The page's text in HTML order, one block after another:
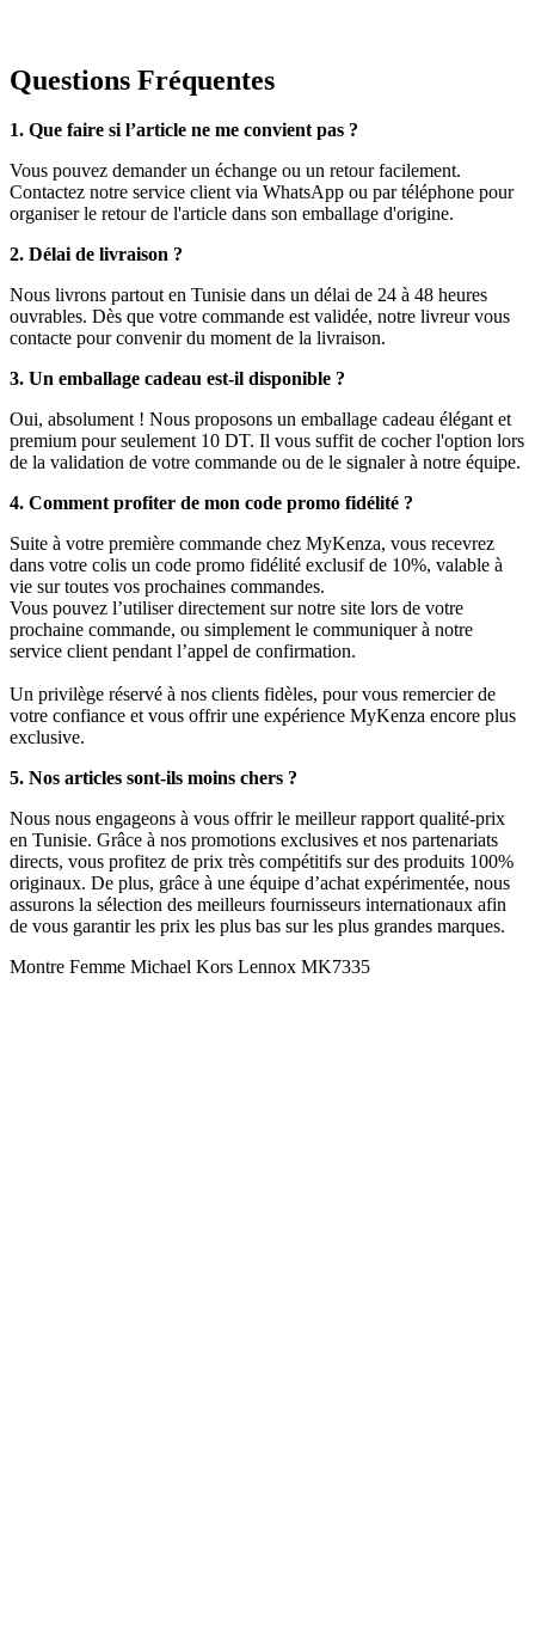
Questions Fréquentes
1. Que faire si l’article ne me convient pas ?
Vous pouvez demander un échange ou un retour facilement.
Contactez notre service client via WhatsApp ou par téléphone pour
organiser le retour de l'article dans son emballage d'origine.
2. Délai de livraison ?
Nous livrons partout en Tunisie dans un délai de 24 à 48 heures
ouvrables. Dès que votre commande est validée, notre livreur vous
contacte pour convenir du moment de la livraison.
3. Un emballage cadeau est-il disponible ?
Oui, absolument ! Nous proposons un emballage cadeau élégant et
premium pour seulement 10 DT. Il vous suffit de cocher l'option lors
de la validation de votre commande ou de le signaler à notre équipe.
4. Comment profiter de mon code promo fidélité ?
Suite à votre première commande chez MyKenza, vous recevrez
dans votre colis un code promo fidélité exclusif de 10%, valable à
vie sur toutes vos prochaines commandes.
Vous pouvez l’utiliser directement sur notre site lors de votre
prochaine commande, ou simplement le communiquer à notre
service client pendant l’appel de confirmation.
Un privilège réservé à nos clients fidèles, pour vous remercier de
votre confiance et vous offrir une expérience MyKenza encore plus
exclusive.
5. Nos articles sont-ils moins chers ?
Nous nous engageons à vous offrir le meilleur rapport qualité-prix
en Tunisie. Grâce à nos promotions exclusives et nos partenariats
directs, vous profitez de prix très compétitifs sur des produits 100%
originaux. De plus, grâce à une équipe d’achat expérimentée, nous
assurons la sélection des meilleurs fournisseurs internationaux afin
de vous garantir les prix les plus bas sur les plus grandes marques.
Montre Femme Michael Kors Lennox MK7335